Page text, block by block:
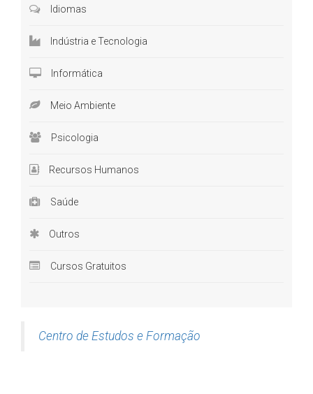
Idiomas
Indústria e Tecnologia
Informática
Meio Ambiente
Psicologia
Recursos Humanos
Saúde
Outros
Cursos Gratuitos
Centro de Estudos e Formação